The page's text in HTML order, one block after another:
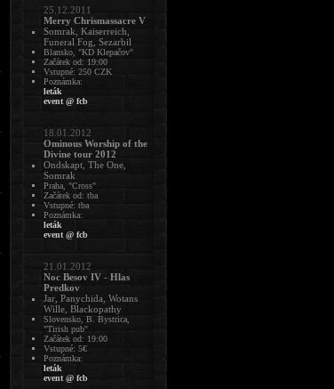
25.12.2011
Merry Chrismassacre V
Somrak, Kaiserreich,
Funeral Fog, Sezarbil
Blansko, "KD Klepačov"
Začátek od: 19:00
Vstupné: 250 CZK
Poznámka:
leták
event @ fcb
18.01.2012
Ominous Worship of the
Divine tour 2012
Ondskapt, The One,
Somrak
Praha, "Cross"
Začátek od: tba
Vstupné: tba
Poznámka:
leták
event @ fcb
21.01.2012
Noc Besov IV - Hlas
Predkov
Jar, Panychida, Wotans
Wille, Blackopathy
Slovensko, B. Bystrica,
"Tirish pub"
Začátek od: 19:00
Vstupné: 5€
Poznámka:
leták
event @ fcb